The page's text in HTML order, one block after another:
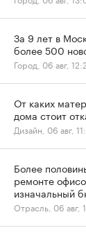
За 9 лет в
более 500
Город, 06 авг,
От каких
дома стоит
Дизайн, 06 авг,
Более
ремонте
изначальный
Отрасль, 06 авг,